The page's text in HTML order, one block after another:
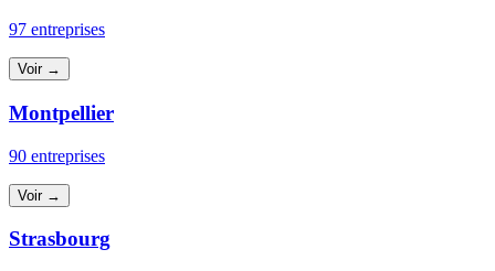
97 entreprises
Voir →
Montpellier
90 entreprises
Voir →
Strasbourg